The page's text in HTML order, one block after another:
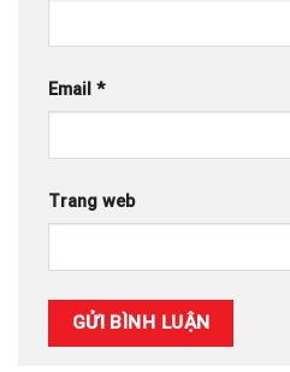
Email *
Trang web